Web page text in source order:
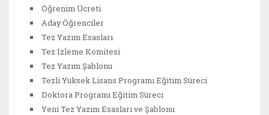
Öğrenim Ücreti
Aday Öğrenciler
Tez Yazım Esasları
Tez İzleme Komitesi
Tez Yazım Şablonu
Tezli Yüksek Lisans Programı Eğitim Süreci
Doktora Programı Eğitim Süreci
Yeni Tez Yazım Esasları ve Şablonu